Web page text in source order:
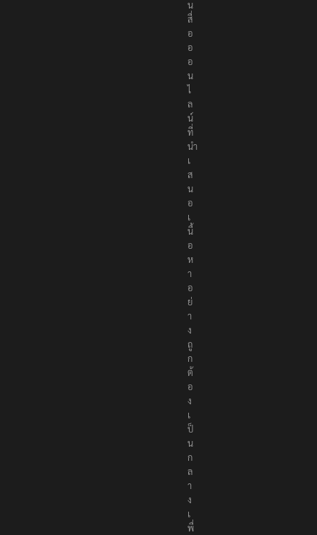
น
สื่
อ
อ
อ
น
ไ
ล
น์
ที่
นำ
เ
ส
น
อ
เ
นื้
อ
ห
า
อ
ย่
า
ง
ถู
ก
ต้
อ
ง
เ
ป็
น
ก
ล
า
ง
เ
พื่